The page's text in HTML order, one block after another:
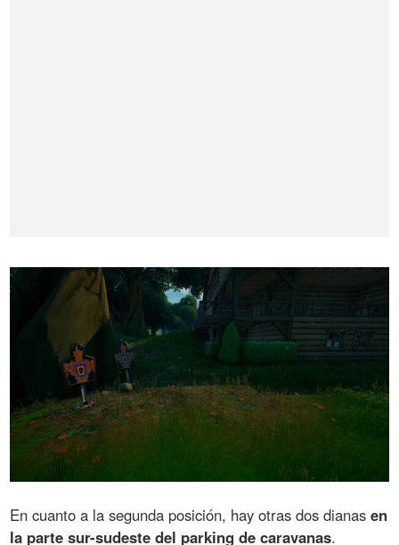
En cuanto a la segunda posición, hay otras dos dianasen
la parte sur-sudeste del parking de caravanas.